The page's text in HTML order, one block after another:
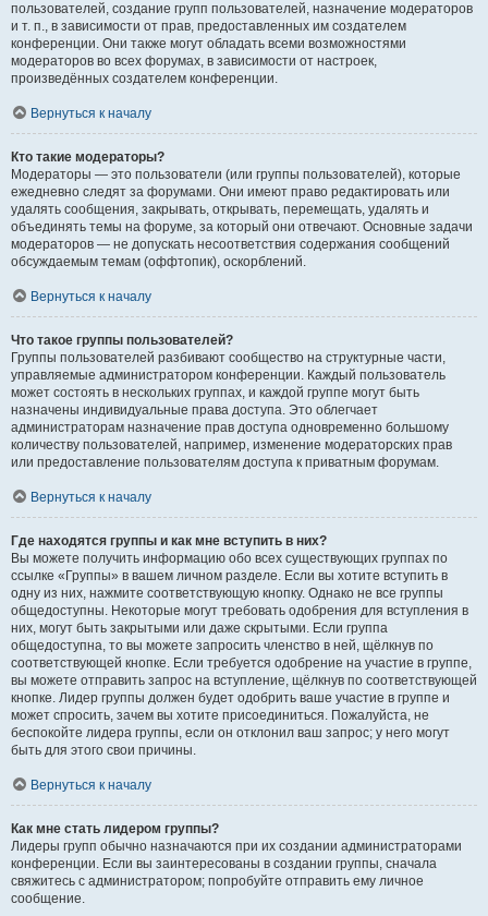
пользователей, создание групп пользователей, назначение модераторов
и т. п., в зависимости от прав, предоставленных им создателем
конференции. Они также могут обладать всеми возможностями
модераторов во всех форумах, в зависимости от настроек,
произведённых создателем конференции.
Вернуться к началу
Кто такие модераторы?
Модераторы — это пользователи (или группы пользователей), которые
ежедневно следят за форумами. Они имеют право редактировать или
удалять сообщения, закрывать, открывать, перемещать, удалять и
объединять темы на форуме, за который они отвечают. Основные задачи
модераторов — не допускать несоответствия содержания сообщений
обсуждаемым темам (оффтопик), оскорблений.
Вернуться к началу
Что такое группы пользователей?
Группы пользователей разбивают сообщество на структурные части,
управляемые администратором конференции. Каждый пользователь
может состоять в нескольких группах, и каждой группе могут быть
назначены индивидуальные права доступа. Это облегчает
администраторам назначение прав доступа одновременно большому
количеству пользователей, например, изменение модераторских прав
или предоставление пользователям доступа к приватным форумам.
Вернуться к началу
Где находятся группы и как мне вступить в них?
Вы можете получить информацию обо всех существующих группах по
ссылке «Группы» в вашем личном разделе. Если вы хотите вступить в
одну из них, нажмите соответствующую кнопку. Однако не все группы
общедоступны. Некоторые могут требовать одобрения для вступления в
них, могут быть закрытыми или даже скрытыми. Если группа
общедоступна, то вы можете запросить членство в ней, щёлкнув по
соответствующей кнопке. Если требуется одобрение на участие в группе,
вы можете отправить запрос на вступление, щёлкнув по соответствующей
кнопке. Лидер группы должен будет одобрить ваше участие в группе и
может спросить, зачем вы хотите присоединиться. Пожалуйста, не
беспокойте лидера группы, если он отклонил ваш запрос; у него могут
быть для этого свои причины.
Вернуться к началу
Как мне стать лидером группы?
Лидеры групп обычно назначаются при их создании администраторами
конференции. Если вы заинтересованы в создании группы, сначала
свяжитесь с администратором; попробуйте отправить ему личное
сообщение.